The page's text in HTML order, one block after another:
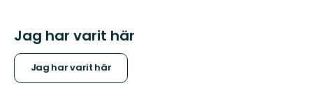
Jag har varit här
Jag har varit här